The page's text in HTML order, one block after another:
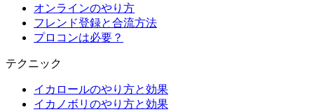
オンラインのやり方
フレンド登録と合流方法
プロコンは必要？
テクニック
イカロールのやり方と効果
イカノボリのやり方と効果